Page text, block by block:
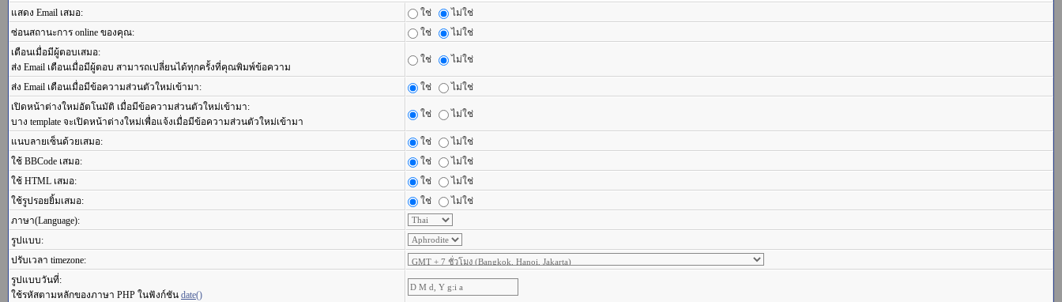
แสดง Email เสมอ:
ใช่
ไม่ใช่
ซ่อนสถานะการ online ของคุณ:
ใช่
ไม่ใช่
เตือนเมื่อมีผู้ตอบเสมอ:
ส่ง Email เตือนเมื่อมีผู้ตอบ สามารถเปลี่ยนได้ทุกครั้งที่คุณพิมพ์ข้อความ
ใช่ ไม่ใช่
ส่ง Email เตือนเมื่อมีข้อความส่วนตัวใหม่เข้ามา: ใช่
ไม่ใช่
เปิดหน้าต่างใหม่อัตโนมัติ เมื่อมีข้อความส่วนตัวใหม่เข้ามา:
บาง template จะเปิดหน้าต่างใหม่เพื่อแจ้งเมื่อมีข้อความส่วนตัวใหม่เข้ามา
ใช่ ไม่ใช่
แนบลายเซ็นด้วยเสมอ: ใช่
ไม่ใช่
ใช้ BBCode เสมอ:
ใช่
ไม่ใช่
ใช้ HTML เสมอ:
ใช่
ไม่ใช่
ใช้รูปรอยยิ้มเสมอ:
ใช่
ไม่ใช่
ภาษา(Language):
รูปแบบ:
ปรับเวลา timezone:
รูปแบบวันที่:
ใช้รหัสตามหลักของภาษา PHP ในฟังก์ชัน date()